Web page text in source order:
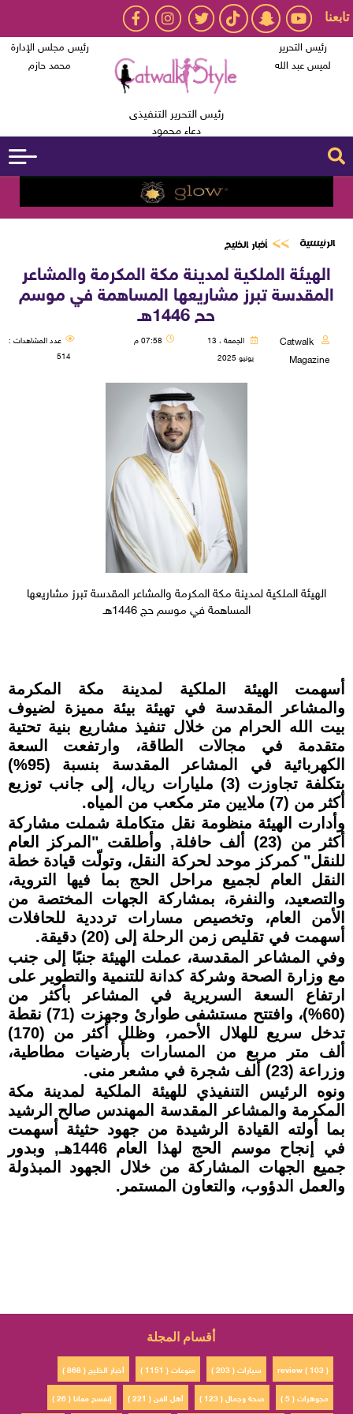
تابعنا
رئيس التحرير
لميس عبد الله
رئيس التحرير التنفيذى
دعاء محمود
رئيس مجلس الإدارة
محمد حازم
الرئيسية أخبار الخليج
الهيئة الملكية لمدينة مكة المكرمة والمشاعر
المقدسة تبرز مشاريعها المساهمة في موسم
حج 1446هـ
Catwalk
Magazine
الجمعة ، 13
يونيو 2025
07:58 م
عدد المشاهدات :
514
الهيئة الملكية لمدينة مكة المكرمة والمشاعر المقدسة تبرز مشاريعها
المساهمة في موسم حج 1446هـ
أسهمت الهيئة الملكية لمدينة مكة المكرمة
والمشاعر المقدسة في تهيئة بيئة مميزة لضيوف
بيت الله الحرام من خلال تنفيذ مشاريع بنية تحتية
متقدمة في مجالات الطاقة، وارتفعت السعة
الكهربائية في المشاعر المقدسة بنسبة (95%)
بتكلفة تجاوزت (3) مليارات ريال، إلى جانب توزيع
أكثر من (7) ملايين متر مكعب من المياه.
وأدارت الهيئة منظومة نقل متكاملة شملت مشاركة
أكثر من (23) ألف حافلة, وأطلقت "المركز العام
للنقل" كمركز موحد لحركة النقل، وتولّت قيادة خطة
النقل العام لجميع مراحل الحج بما فيها التروية،
والتصعيد، والنفرة، بمشاركة الجهات المختصة من
الأمن العام، وتخصيص مسارات ترددية للحافلات
أسهمت في تقليص زمن الرحلة إلى (20) دقيقة.
وفي المشاعر المقدسة، عملت الهيئة جنبًا إلى جنب
مع وزارة الصحة وشركة كدانة للتنمية والتطوير على
ارتفاع السعة السريرية في المشاعر بأكثر من
(60%)، وافتتح مستشفى طوارئ وجهزت (71) نقطة
تدخل سريع للهلال الأحمر، وظلل أكثر من (170)
ألف متر مربع من المسارات بأرضيات مطاطية،
وزراعة (23) ألف شجرة في مشعر منى.
ونوه الرئيس التنفيذي للهيئة الملكية لمدينة مكة
المكرمة والمشاعر المقدسة المهندس صالح الرشيد
بما أولته القيادة الرشيدة من جهود حثيثة أسهمت
في إنجاح موسم الحج لهذا العام 1446هـ, وبدور
جميع الجهات المشاركة من خلال الجهود المبذولة
والعمل الدؤوب، والتعاون المستمر.
أقسام المجلة
أخبار الخليج ( 868 ) منوعات ( 1151 ) سيارات ( 203 )
review ( 103 )
إتفسح معانا ( 26 )
أهل الفن ( 221 ) صحة وجمال ( 123 ) مجوهرات ( 5 )